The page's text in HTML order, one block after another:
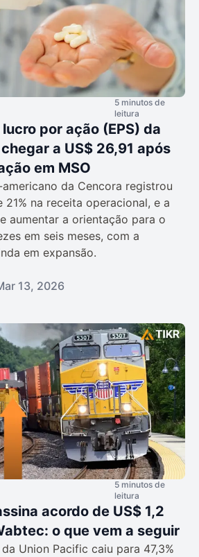
5 minutos de
leitura
por ação (EPS) da
a US$ 26,91 após
em MSO
da Cencora registrou
21% na receita operacional, e a
aumentar a orientação para o
em seis meses, com a
em expansão.
13, 2026
5 minutos de
leitura
acordo de US$ 1,2
o que vem a seguir
Union Pacific caiu para 47,3%